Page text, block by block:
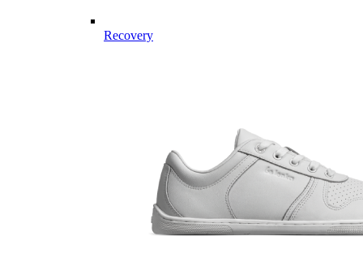
Recovery